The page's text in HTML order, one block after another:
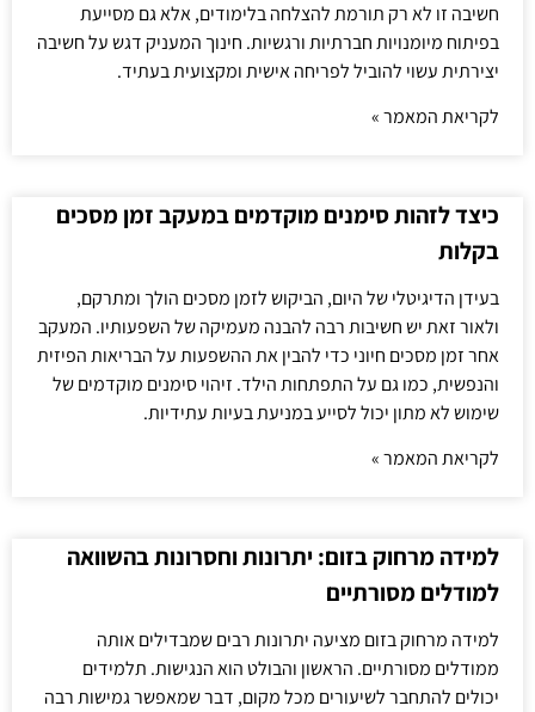
חשיבה זו לא רק תורמת להצלחה בלימודים, אלא גם מסייעת
בפיתוח מיומנויות חברתיות ורגשיות. חינוך המעניק דגש על חשיבה
יצירתית עשוי להוביל לפריחה אישית ומקצועית בעתיד.
לקריאת המאמר »
כיצד לזהות סימנים מוקדמים במעקב זמן מסכים
בקלות
בעידן הדיגיטלי של היום, הביקוש לזמן מסכים הולך ומתרקם,
ולאור זאת יש חשיבות רבה להבנה מעמיקה של השפעותיו. המעקב
אחר זמן מסכים חיוני כדי להבין את ההשפעות על הבריאות הפיזית
והנפשית, כמו גם על התפתחות הילד. זיהוי סימנים מוקדמים של
שימוש לא מתון יכול לסייע במניעת בעיות עתידיות.
לקריאת המאמר »
למידה מרחוק בזום: יתרונות וחסרונות בהשוואה
למודלים מסורתיים
למידה מרחוק בזום מציעה יתרונות רבים שמבדילים אותה
ממודלים מסורתיים. הראשון והבולט הוא הנגישות. תלמידים
יכולים להתחבר לשיעורים מכל מקום, דבר שמאפשר גמישות רבה